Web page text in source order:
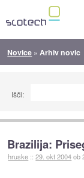
Novice » Arhiv novic
Išči:
Brazilija:
hruske ::29. okt 2004ob